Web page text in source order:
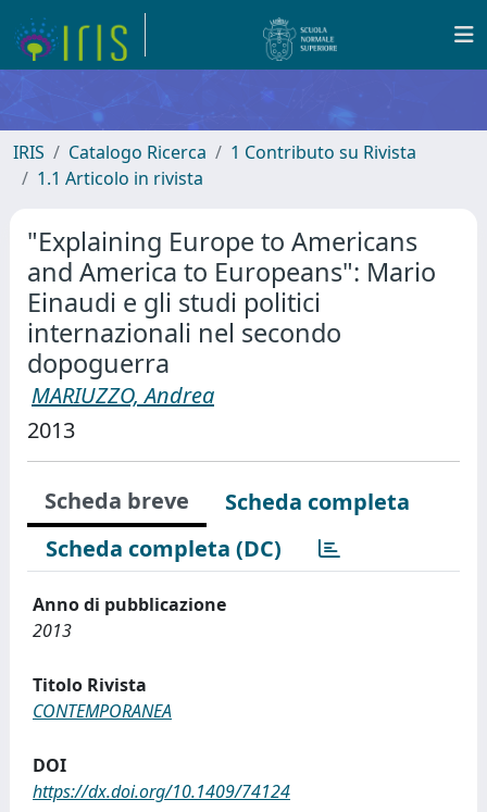
IRIS Catalogo Ricerca
1 Contributo su Rivista
1.1 Articolo in rivista
"Explaining Europe to Americans
and America to Europeans": Mario
Einaudi e gli studi politici
internazionali nel secondo
dopoguerra
MARIUZZO, Andrea
2013
Scheda breve
Scheda completa
Scheda completa (DC)
Anno di pubblicazione
2013
Titolo Rivista
CONTEMPORANEA
DOI
https://dx.doi.org/10.1409/74124